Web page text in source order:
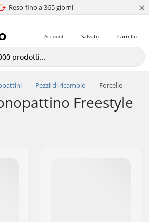
Reso fino a 365 giorni
4.8 di 5 ×
Carrello
Salvato
Account
Pezzi di ricambio Forcelle
Freestyle